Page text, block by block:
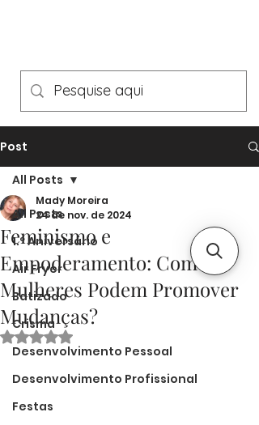
Post
All Posts
1.º Aniversário
Air Fryer
Batizado
Crisma
Desenvolvimento Pessoal
Desenvolvimento Profissional
Festas
All Posts
Feminismo e
Empoderamento: Como as
Mulheres Podem Promover
Mudanças?
Mady Moreira
24 de nov. de 2024
Avaliado com NaN de 5 estrelas.